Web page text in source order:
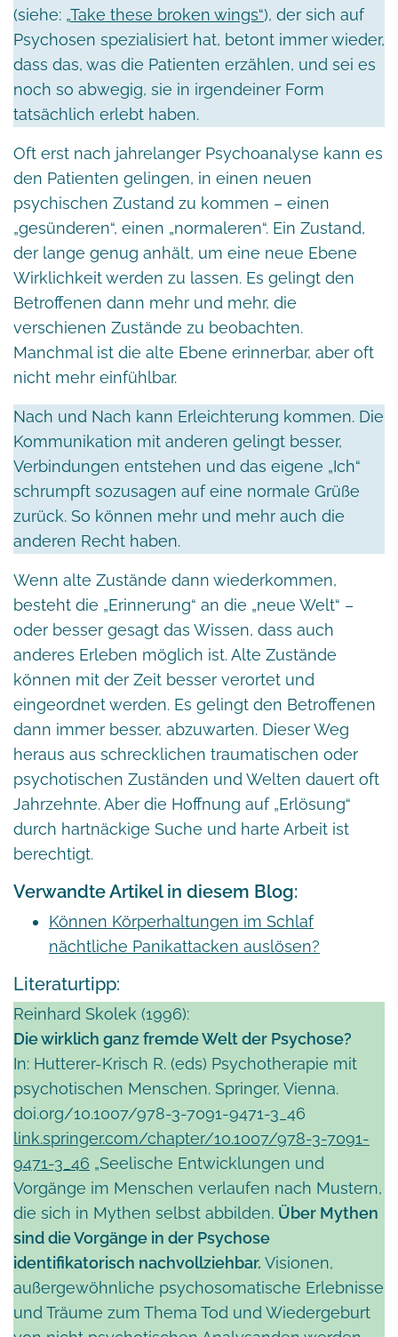
(siehe: „Take these broken wings“), der sich auf
Psychosen spezialisiert hat, betont immer wieder,
dass das, was die Patienten erzählen, und sei es
noch so abwegig, sie in irgendeiner Form
tatsächlich erlebt haben.
Oft erst nach jahrelanger Psychoanalyse kann es
den Patienten gelingen, in einen neuen
psychischen Zustand zu kommen – einen
„gesünderen“, einen „normaleren“. Ein Zustand,
der lange genug anhält, um eine neue Ebene
Wirklichkeit werden zu lassen. Es gelingt den
Betroffenen dann mehr und mehr, die
verschienen Zustände zu beobachten.
Manchmal ist die alte Ebene erinnerbar, aber oft
nicht mehr einfühlbar.
Nach und Nach kann Erleichterung kommen. Die
Kommunikation mit anderen gelingt besser,
Verbindungen entstehen und das eigene „Ich“
schrumpft sozusagen auf eine normale Grüße
zurück. So können mehr und mehr auch die
anderen Recht haben.
Wenn alte Zustände dann wiederkommen,
besteht die „Erinnerung“ an die „neue Welt“ –
oder besser gesagt das Wissen, dass auch
anderes Erleben möglich ist. Alte Zustände
können mit der Zeit besser verortet und
eingeordnet werden. Es gelingt den Betroffenen
dann immer besser, abzuwarten. Dieser Weg
heraus aus schrecklichen traumatischen oder
psychotischen Zuständen und Welten dauert oft
Jahrzehnte. Aber die Hoffnung auf „Erlösung“
durch hartnäckige Suche und harte Arbeit ist
berechtigt.
Verwandte Artikel in diesem Blog:
Können Körperhaltungen im Schlaf
nächtliche Panikattacken auslösen?
Literaturtipp:
Reinhard Skolek (1996):
Die wirklich ganz fremde Welt der Psychose?
In: Hutterer-Krisch R. (eds) Psychotherapie mit
psychotischen Menschen. Springer, Vienna.
doi.org/10.1007/978-3-7091-9471-3_46
link.springer.com/chapter/10.1007/978-3-7091-
9471-3_46 „Seelische Entwicklungen und
Vorgänge im Menschen verlaufen nach Mustern,
die sich in Mythen selbst abbilden. Über Mythen
sind die Vorgänge in der Psychose
identifikatorisch nachvollziehbar. Visionen,
außergewöhnliche psychosomatische Erlebnisse
und Träume zum Thema Tod und Wiedergeburt